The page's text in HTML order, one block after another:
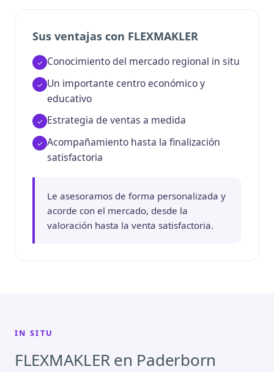
Sus ventajas con FLEXMAKLER
Conocimiento del mercado regional in situ
Un importante centro económico y
educativo
Estrategia de ventas a medida
Acompañamiento hasta la finalización
satisfactoria
Le asesoramos de forma personalizada y
acorde con el mercado, desde la
valoración hasta la venta satisfactoria.
IN SITU
FLEXMAKLER en Paderborn